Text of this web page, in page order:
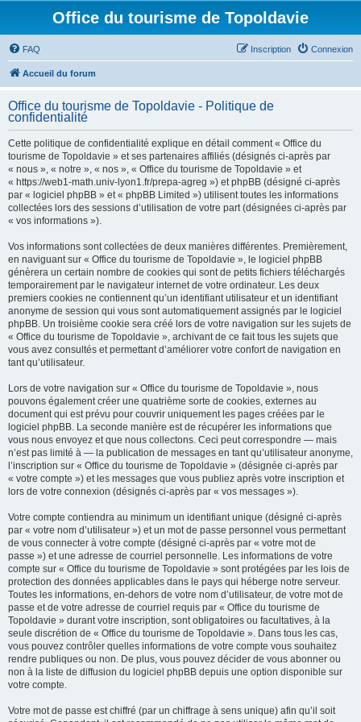
Office du tourisme de Topoldavie
FAQ Connexion
Inscription
Accueil du forum
Office du tourisme de Topoldavie - Politique de
confidentialité
Cette politique de confidentialité explique en détail comment « Office du
tourisme de Topoldavie » et ses partenaires affiliés (désignés ci-après par
« nous », « notre », « nos », « Office du tourisme de Topoldavie » et
« https://web1-math.univ-lyon1.fr/prepa-agreg ») et phpBB (désigné ci-après
par « logiciel phpBB » et « phpBB Limited ») utilisent toutes les informations
collectées lors des sessions d’utilisation de votre part (désignées ci-après par
« vos informations »).
Vos informations sont collectées de deux manières différentes. Premièrement,
en naviguant sur « Office du tourisme de Topoldavie », le logiciel phpBB
génèrera un certain nombre de cookies qui sont de petits fichiers téléchargés
temporairement par le navigateur internet de votre ordinateur. Les deux
premiers cookies ne contiennent qu’un identifiant utilisateur et un identifiant
anonyme de session qui vous sont automatiquement assignés par le logiciel
phpBB. Un troisième cookie sera créé lors de votre navigation sur les sujets de
« Office du tourisme de Topoldavie », archivant de ce fait tous les sujets que
vous avez consultés et permettant d’améliorer votre confort de navigation en
tant qu’utilisateur.
Lors de votre navigation sur « Office du tourisme de Topoldavie », nous
pouvons également créer une quatrième sorte de cookies, externes au
document qui est prévu pour couvrir uniquement les pages créées par le
logiciel phpBB. La seconde manière est de récupérer les informations que
vous nous envoyez et que nous collectons. Ceci peut correspondre — mais
n’est pas limité à — la publication de messages en tant qu’utilisateur anonyme,
l’inscription sur « Office du tourisme de Topoldavie » (désignée ci-après par
« votre compte ») et les messages que vous publiez après votre inscription et
lors de votre connexion (désignés ci-après par « vos messages »).
Votre compte contiendra au minimum un identifiant unique (désigné ci-après
par « votre nom d’utilisateur ») et un mot de passe personnel vous permettant
de vous connecter à votre compte (désigné ci-après par « votre mot de
passe ») et une adresse de courriel personnelle. Les informations de votre
compte sur « Office du tourisme de Topoldavie » sont protégées par les lois de
protection des données applicables dans le pays qui héberge notre serveur.
Toutes les informations, en-dehors de votre nom d’utilisateur, de votre mot de
passe et de votre adresse de courriel requis par « Office du tourisme de
Topoldavie » durant votre inscription, sont obligatoires ou facultatives, à la
seule discrétion de « Office du tourisme de Topoldavie ». Dans tous les cas,
vous pouvez contrôler quelles informations de votre compte vous souhaitez
rendre publiques ou non. De plus, vous pouvez décider de vous abonner ou
non à la liste de diffusion du logiciel phpBB depuis une option disponible sur
votre compte.
Votre mot de passe est chiffré (par un chiffrage à sens unique) afin qu’il soit